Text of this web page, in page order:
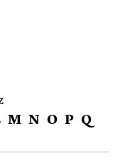
M N O P Q